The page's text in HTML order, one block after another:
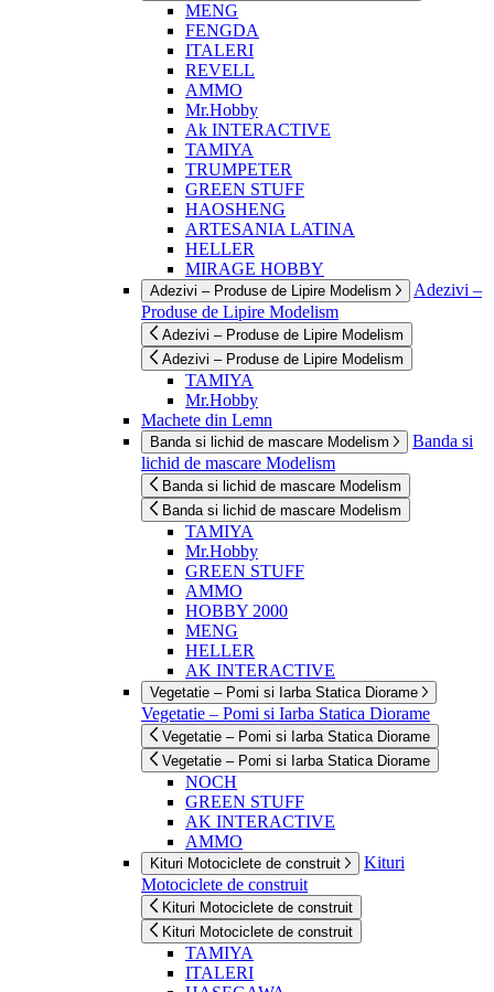
MENG
FENGDA
ITALERI
REVELL
AMMO
Mr.Hobby
Ak INTERACTIVE
TAMIYA
TRUMPETER
GREEN STUFF
HAOSHENG
ARTESANIA LATINA
HELLER
MIRAGE HOBBY
Adezivi – Produse de Lipire Modelism
Adezivi –
Produse de Lipire Modelism
Adezivi – Produse de Lipire Modelism
Adezivi – Produse de Lipire Modelism
TAMIYA
Mr.Hobby
Machete din Lemn
Banda si lichid de mascare Modelism
Banda si
lichid de mascare Modelism
Banda si lichid de mascare Modelism
Banda si lichid de mascare Modelism
TAMIYA
Mr.Hobby
GREEN STUFF
AMMO
HOBBY 2000
MENG
HELLER
AK INTERACTIVE
Vegetatie – Pomi si Iarba Statica Diorame
Vegetatie – Pomi si Iarba Statica Diorame
Vegetatie – Pomi si Iarba Statica Diorame
Vegetatie – Pomi si Iarba Statica Diorame
NOCH
GREEN STUFF
AK INTERACTIVE
AMMO
Kituri Motociclete de construit
Kituri
Motociclete de construit
Kituri Motociclete de construit
Kituri Motociclete de construit
TAMIYA
ITALERI